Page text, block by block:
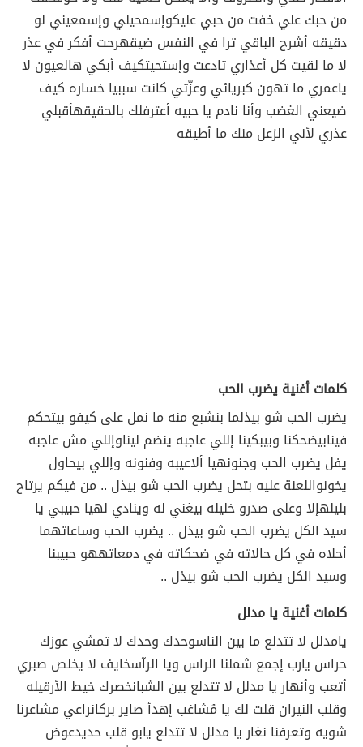
من حبك علي خفت من حبي عليكوإسمحيلي وإسمعيني لو
دقيقه أشرح الباقي ترا في النفس ضيقهرحت أفكر في عذر
لا ما لقيت كل أعذاري تادعت وإستحيتكيف أبكي هالعيون لا
ياعمري ما تهون كبريائي وعزّتي كانت سببيا خساره كيف
ضيعني الغضب وأنا نادم يا حبيه أعترفلك بالحقيقهأقبلي
عذري لأني الزعل منك ما أطيقه
كلمات أغنية يضرب الحب
يضرب الحب شو بيذلما بنشبع منه ما نمل على كيفو بيتحكم
فينابيضحكنا وبيبكينا إللي عاجبه ينضم ليناوإللي مش عاجبه
يفل يضرب الحب وجنونهيا ألاعيبه وفنونه وإللي بيحاول
يخونواللعنة عليه بتحل يضرب الحب شو بيذل .. من فيكم يرتاح
بليلهإلا وعلى صدرو خليله بيغني له وينادي لهيا حبيبي يا
سيد الكل يضرب الحب شو بيذل .. يضرب الحب وساعاتهما
أحلاه في كل حالاته في ضحكاته في دمعاتههو حبيبنا
وسيد الكل يضرب الحب شو بيذل ..
كلمات أغنية يا مدلل
يامدلل لا تتدلع ما بين الناسوحدك وحدك لا تمشي عوزك
حراس يارب إجمع شملنا الراس ويا الرآسخايف لا يخلص صبري
أتعب وأنهار يا مدلل لا تتدلع بين الشبانخصرك خيط الأرقيله
وقلب النيران قلت لك يا مُشاغب إهدأ صاير بركانراعي مشاعرنا
شويه وتعرفنا نغار يا مدلل لا تتدلع يابو قلب حديدعوض